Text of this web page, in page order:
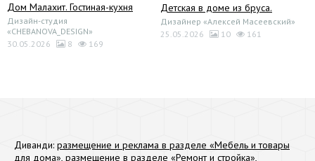
Дом Малахит. Гостиная-кухня
Дизайн-студия
«CHEBANOVA_DESIGN»
30.05.2026
8 169
Детская в доме из бруса.
Дизайнер «Алексей Масеевский»
25.05.2026
10 161
Диванди: размещение и реклама в разделе «Мебель и товары
для дома», размещение в разделе «Ремонт и стройка»,